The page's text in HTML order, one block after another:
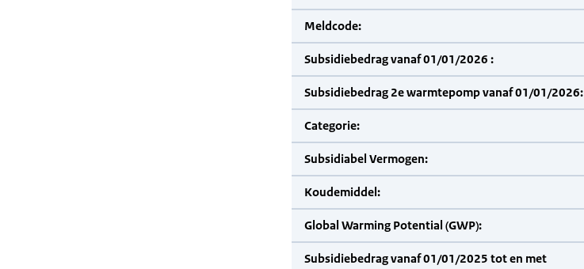
Meldcode:
Subsidiebedrag vanaf 01/01/2026 :
Subsidiebedrag 2e warmtepomp vanaf 01/01/2026:
Categorie:
Subsidiabel Vermogen:
Koudemiddel:
Global Warming Potential (GWP):
Subsidiebedrag vanaf 01/01/2025 tot en met